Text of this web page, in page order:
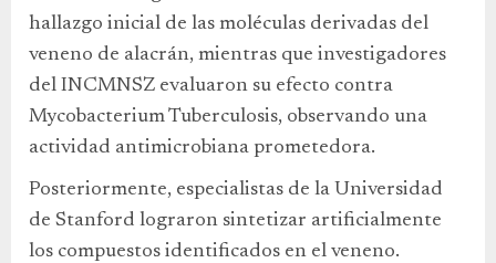
hallazgo inicial de las moléculas derivadas del
veneno de alacrán, mientras que investigadores
del INCMNSZ evaluaron su efecto contra
Mycobacterium Tuberculosis, observando una
actividad antimicrobiana prometedora.
Posteriormente, especialistas de la Universidad
de Stanford lograron sintetizar artificialmente
los compuestos identificados en el veneno.